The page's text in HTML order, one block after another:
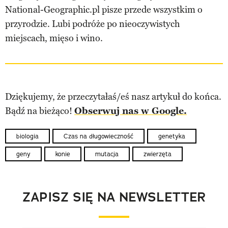
National-Geographic.pl pisze przede wszystkim o
przyrodzie. Lubi podróże po nieoczywistych
miejscach, mięso i wino.
Dziękujemy, że przeczytałaś/eś nasz artykuł do końca.
Bądź na bieżąco! Obserwuj nas w Google.
biologia Czas na długowieczność genetyka
geny konie mutacja zwierzęta
ZAPISZ SIĘ NA NEWSLETTER